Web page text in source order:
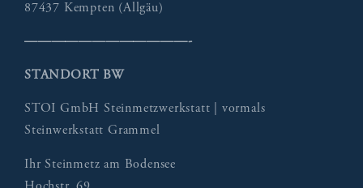
87437 Kempten (Allgäu)
————————————-
STANDORT BW
STOI GmbH Steinmetzwerkstatt | vormals
Steinwerkstatt Grammel
Ihr Steinmetz am Bodensee